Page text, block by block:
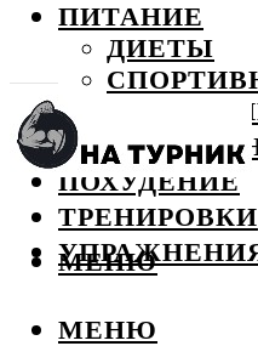
ПИТАНИЕ
ДИЕТЫ
ПОХУДЕНИЕ
ТРЕНИРОВКИ
МЕНЮ
МЕНЮ